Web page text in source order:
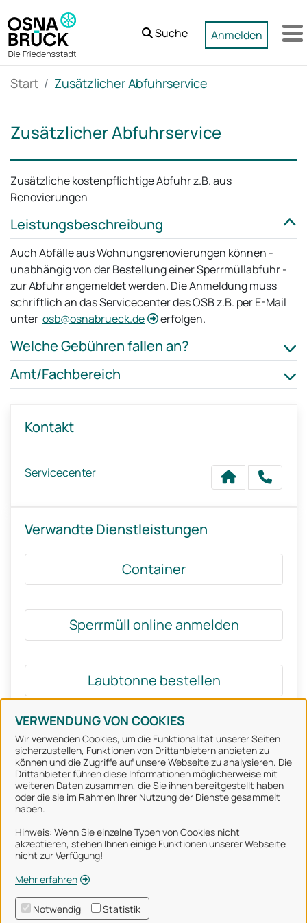
Zum Hauptinhalt springen
VERWENDUNG VON COOKIES
Wir verwenden Cookies, um die Funktionalität unserer Seiten
sicherzustellen, Funktionen von Drittanbietern anbieten zu
können und die Zugriffe auf unsere Webseite zu analysieren. Die
Drittanbieter führen diese Informationen möglicherweise mit
weiteren Daten zusammen, die Sie ihnen bereitgestellt haben
oder die sie im Rahmen Ihrer Nutzung der Dienste gesammelt
haben.
Hinweis: Wenn Sie einzelne Typen von Cookies nicht
akzeptieren, stehen Ihnen einige Funktionen unserer Webseite
nicht zur Verfügung!
Mehr erfahren
Notwendig Statistik
Suche Anmelden
Start Zusätzlicher Abfuhrservice
Zusätzlicher Abfuhrservice
Zusätzliche kostenpflichtige Abfuhr z.B. aus
Renovierungen
Leistungsbeschreibung
Auch Abfälle aus Wohnungsrenovierungen können -
unabhängig von der Bestellung einer Sperrmüllabfuhr -
zur Abfuhr angemeldet werden. Die Anmeldung muss
schriftlich an das Servicecenter des OSB z.B. per E-Mail
unter osb@osnabrueck.de erfolgen.
Welche Gebühren fallen an?
Amt/Fachbereich
Kontakt
Servicecenter
Verwandte Dienstleistungen
Container
Sperrmüll online anmelden
Laubtonne bestellen
Stadt Osnabrück
Alle Rechte vorbehalten
Über uns
Impressum
Datenschutzerklärung